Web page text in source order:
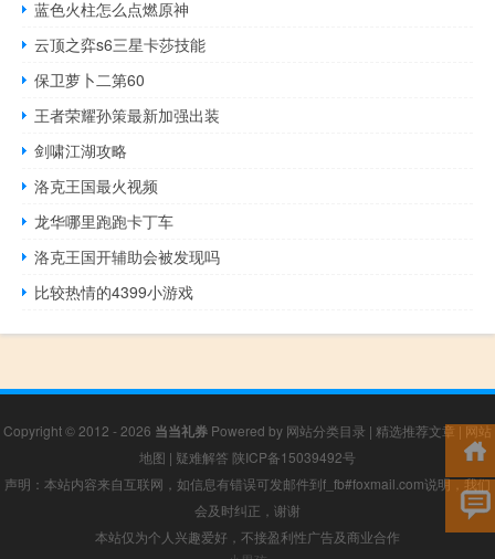
蓝色火柱怎么点燃原神
云顶之弈s6三星卡莎技能
保卫萝卜二第60
王者荣耀孙策最新加强出装
剑啸江湖攻略
洛克王国最火视频
龙华哪里跑跑卡丁车
洛克王国开辅助会被发现吗
比较热情的4399小游戏
Copyright © 2012 - 2026 当当礼券 Powered by 网站分类目录 | 精选推荐文章|网站
地图 | 疑难解答 陕ICP备15039492号
声明：本站内容来自互联网，如信息有错误可发邮件到f_fb#foxmail.com说明，我们
会及时纠正，谢谢
本站仅为个人兴趣爱好，不接盈利性广告及商业合作